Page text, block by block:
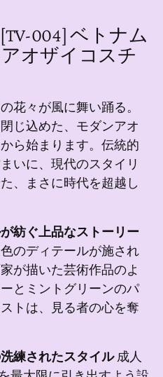
004] ベトナム
オザイコスチ
花々が風に舞い踊る。
じ込めた、モダンアオ
ら始まります。伝統的
いに、現代のスタイリ
、まさに時代を超越し
紡ぐ上品なストーリー
のディテールが施され
が描いた芸術作品のよ
とミントグリーンのパ
トは、見る者の心を奪
練されたスタイル成人